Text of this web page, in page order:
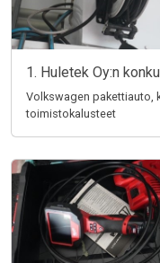
1. Huletek Oy:n
Volkswagen pakettiauto,
toimistokalusteet